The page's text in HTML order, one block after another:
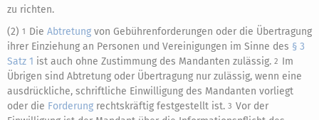
zu richten.
(2) 1 Die Abtretung von Gebührenforderungen oder die Übertragung
ihrer Einziehung an Personen und Vereinigungen im Sinne des § 3
Satz 1 ist auch ohne Zustimmung des Mandanten zulässig. 2 Im
Übrigen sind Abtretung oder Übertragung nur zulässig, wenn eine
ausdrückliche, schriftliche Einwilligung des Mandanten vorliegt
oder die Forderung rechtskräftig festgestellt ist. 3 Vor der